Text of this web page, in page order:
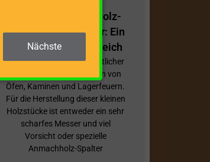
Effiziente Anmachholz-
Spalter/Spanmesser: Ein
Überblick und Vergleich
Anmachholz ist ein wesentlicher
Bestandteil beim Anfeuern von
Öfen, Kaminen und Lagerfeuern.
Für die Herstellung dieser kleinen
Holzstücke ist entweder ein sehr
scharfes Messer und viel
Vorsicht oder spezielle
Anmachholz-Spalter
Nächste